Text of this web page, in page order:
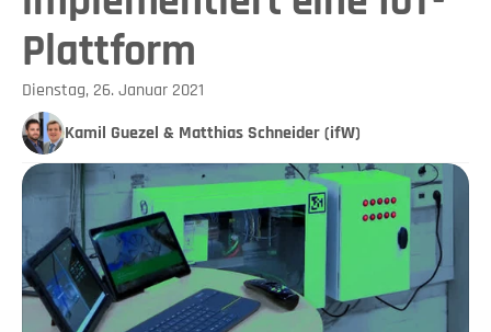
Plattform
Dienstag, 26. Januar 2021
Kamil Guezel & Matthias Schneider (ifW)